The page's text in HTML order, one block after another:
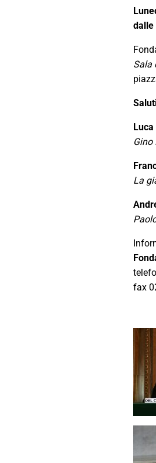
dalle
Sala
Gino
La
fax